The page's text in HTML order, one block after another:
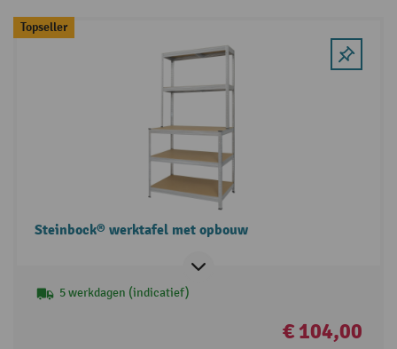
Topseller
Steinbock® werktafel met opbouw
5 werkdagen (indicatief)
€ 104,00